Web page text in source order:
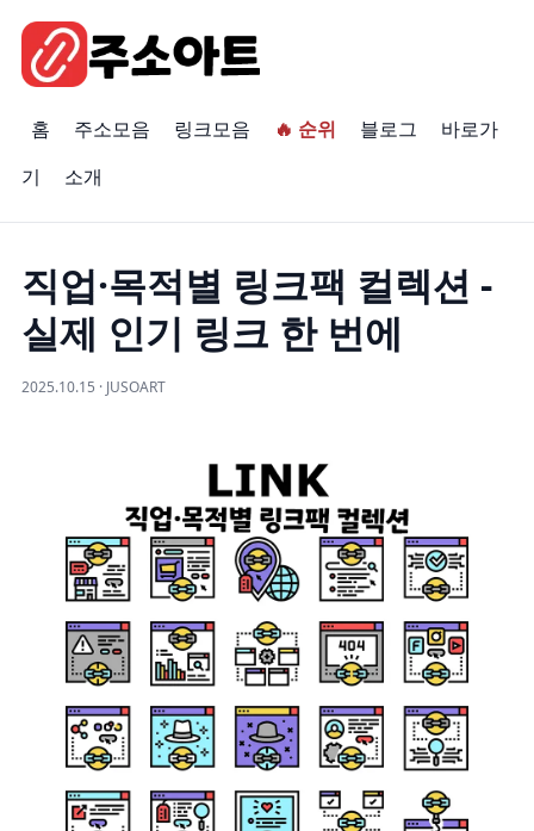
홈 주소모음 링크모음 🔥 순위 블로그
바로가
기
소개
직업·목적별 링크팩 컬렉션 -
실제 인기 링크 한 번에
2025.10.15 · JUSOART